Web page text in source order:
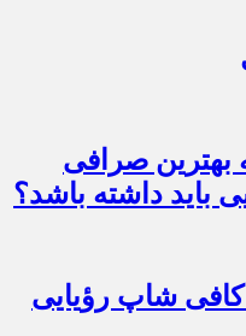
بهترین صرافی
باید داشته باشد؟
شاپ رؤیایی